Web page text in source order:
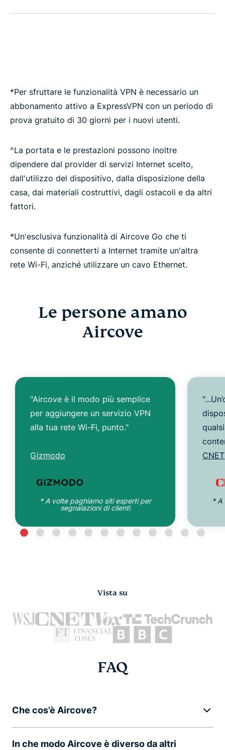
*Per sfruttare le funzionalità VPN è necessario un
abbonamento attivo a ExpressVPN con un periodo di
prova gratuito di 30 giorni per i nuovi utenti.
^La portata e le prestazioni possono inoltre
dipendere dal provider di servizi Internet scelto,
dall'utilizzo del dispositivo, dalla disposizione della
casa, dai materiali costruttivi, dagli ostacoli e da altri
fattori.
*Un'esclusiva funzionalità di Aircove Go che ti
consente di connetterti a Internet tramite un'altra
rete Wi-Fi, anziché utilizzare un cavo Ethernet.
Le persone amano
Aircove
"Aircove è il modo più semplice
per aggiungere un servizio VPN
alla tua rete Wi-Fi, punto."
Gizmodo
* A volte paghiamo siti esperti per
segnalazioni di clienti
CNET
* A
Vista su
FAQ
Che cos’è Aircove?
In che modo Aircove è diverso da altri